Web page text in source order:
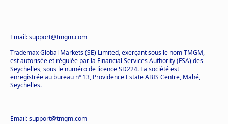
Email: support@tmgm.com
Trademax Global Markets (SE) Limited, exerçant sous le nom TMGM,
est autorisée et régulée par la Financial Services Authority (FSA) des
Seychelles, sous le numéro de licence SD224. La société est
enregistrée au bureau n° 13, Providence Estate ABIS Centre, Mahé,
Seychelles.
Email: support@tmgm.com